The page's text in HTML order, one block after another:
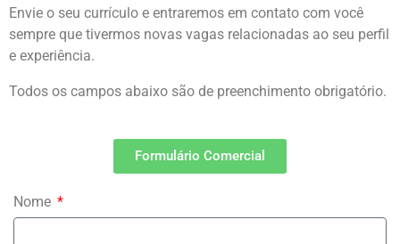
Envie o seu currículo e entraremos em contato com você
sempre que tivermos novas vagas relacionadas ao seu perfil
e experiência.
Todos os campos abaixo são de preenchimento obrigatório.
Formulário Comercial
Nome